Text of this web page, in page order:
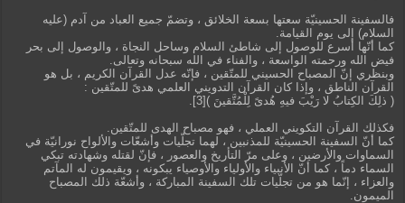
فالسفينة الحسينيّة سعتها بسعة الخلائق ، وتضمّ جميع العباد من آدم (عليه
السلام) إلى يوم القيامة.
كما أنّها أسرع للوصول إلى شاطئ السلام وساحل النجاة ، والوصول إلى بحر
فيض الله ورحمته الواسعة ، والفناء في الله سبحانه وتعالى.
وبنظري إنّ المصباح الحسيني للمتّقين ، فإنّه عدل القرآن الكريم ، بل هو
القرآن الناطق ، وإذا كان القرآن التدويني العلمي هدىً للمتّقين :
( ذلِكَ الكِتابُ لا رَيْبَ فيهِ هُدىً لِلْمُتَّقينَ )[3].
فكذلك القرآن التكويني العملي ، فهو مصباح الهدى للمتّقين.
كما أنّ السفينة الحسينيّة للمذنبين ، لهما تجلّيات وأشعّات والألواح نورانيّة في
السماوات والأرضين ، وعلى مرّ التأريخ والعصور ، فإنّ لقتله وشهادته تبكي
السماء دماً ، كما أنّ الأنبياء والأولياء والأوصياء يبكونه ، ويقيمون له المآتم
والعزاء ، إنّما هو من تجلّيات تلك السفينة المباركة ، وأشعّة ذلك المصباح
الميمون.